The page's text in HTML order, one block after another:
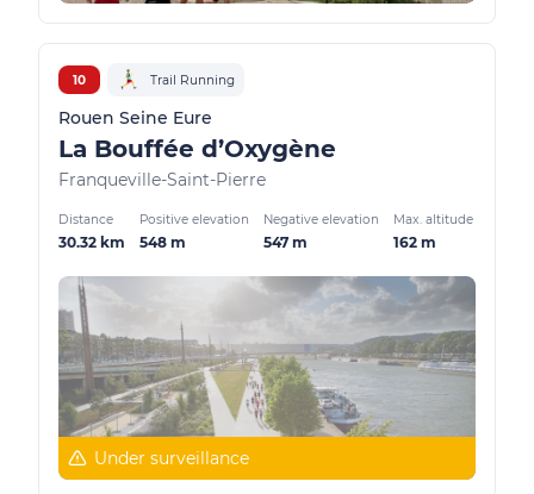
10 Trail Running
Rouen Seine Eure
La Bouffée d’Oxygène
Franqueville-Saint-Pierre
Distance
30.32 km
Positive elevation
548 m
Negative elevation
547 m
Max. altitude
162 m
Under surveillance